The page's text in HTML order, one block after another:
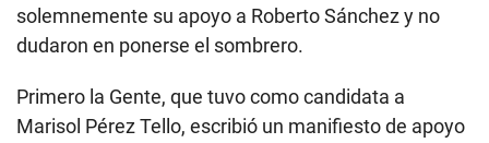
solemnemente su apoyo a Roberto Sánchez y no
dudaron en ponerse el sombrero.
Primero la Gente, que tuvo como candidata a
Marisol Pérez Tello, escribió un manifiesto de apoyo